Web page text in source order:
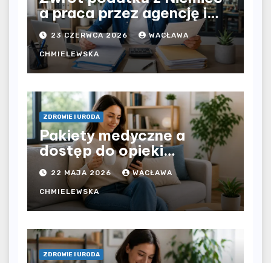
a praca przez agencję i
bezpośrednio u
pracodawcy – jak
rozliczyć oba źródła
dochodu?
23 CZERWCA 2026 WACŁAWA
CHMIELEWSKA
ZDROWIE I URODA
Pakiety medyczne a
dostęp do opieki
zdrowotnej bez
ograniczeń czasowych –
czy prywatna opieka daje
większą swobodę?
22 MAJA 2026 WACŁAWA
CHMIELEWSKA
ZDROWIE I URODA